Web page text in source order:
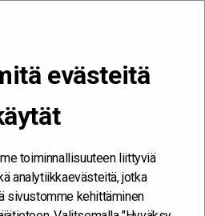
evästeitä
toiminnallisuuteen liittyviä
analytiikkaevästeitä, jotka
sivustomme kehittäminen
haitallisten keuhko- ja
haitallisten